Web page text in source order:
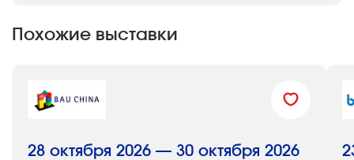
Похожие выставки
28 октября 2026 — 30 октября 2026